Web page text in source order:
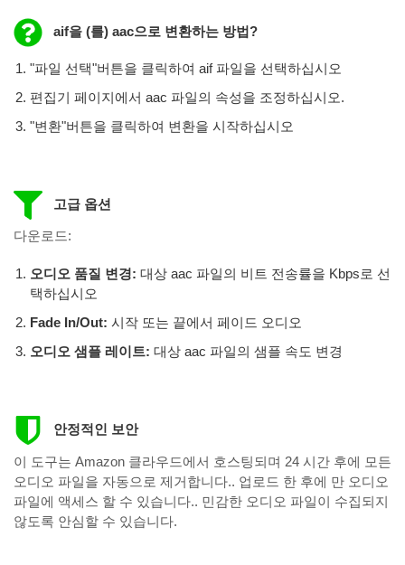
aif을 (를) aac으로 변환하는 방법?
"파일 선택"버튼을 클릭하여 aif 파일을 선택하십시오
편집기 페이지에서 aac 파일의 속성을 조정하십시오.
"변환"버튼을 클릭하여 변환을 시작하십시오
고급 옵션
다운로드:
오디오 품질 변경: 대상 aac 파일의 비트 전송률을 Kbps로 선
택하십시오
Fade In/Out: 시작 또는 끝에서 페이드 오디오
오디오 샘플 레이트: 대상 aac 파일의 샘플 속도 변경
안정적인 보안
이 도구는 Amazon 클라우드에서 호스팅되며 24 시간 후에 모든
오디오 파일을 자동으로 제거합니다.. 업로드 한 후에 만 ​​오디오
파일에 액세스 할 수 있습니다.. 민감한 오디오 파일이 수집되지
않도록 안심할 수 있습니다.